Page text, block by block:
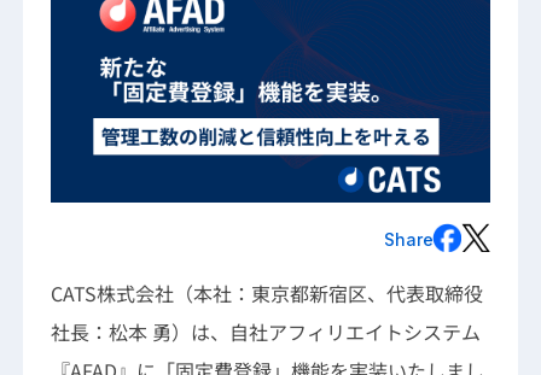
Share
CATS株式会社（本社：東京都新宿区、代表取締役
社長：松本 勇）は、自社アフィリエイトシステム